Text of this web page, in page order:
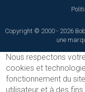
Copyright © 2000 - 2026
une
Nous respectons
cookies et
fonctionnement du
utilisateur et à des